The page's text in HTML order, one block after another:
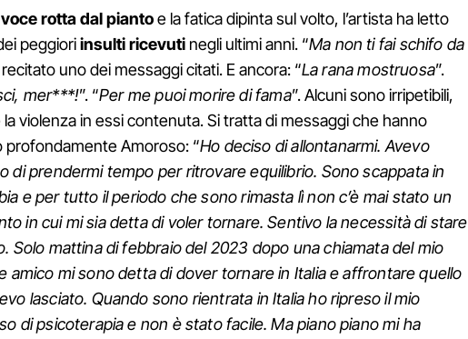
rotta dal piantoe la fatica dipinta sul volto, l’artista ha letto
peggioriinsulti ricevuti negli ultimi anni. “Ma non ti fai schifo da
recitato uno dei messaggi citati. E ancora: “La rana mostruosa”.
mer***!”. “Per me puoi morire di fama”. Alcuni sono irripetibili,
violenza in essi contenuta. Si tratta di messaggi che hanno
profondamente Amoroso: “Ho deciso di allontanarmi. Avevo
di prendermi tempo per ritrovare equilibrio. Sono scappata in
e per tutto il periodo che sono rimasta lì non c’è mai stato un
in cui mi sia detta di voler tornare. Sentivo la necessità di stare
Solo mattina di febbraio del 2023 dopo una chiamata del mio
amico mi sono detta di dover tornare in Italia e affrontare quello
lasciato. Quando sono rientrata in Italia ho ripreso il mio
di psicoterapia e non è stato facile. Ma piano piano mi ha